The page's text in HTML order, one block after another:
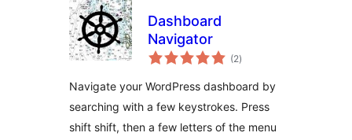
Dashboard
Navigator
(2evaluación
total
)
Navigate your WordPress dashboard by
searching with a few keystrokes. Press
shift shift, then a few letters of the menu